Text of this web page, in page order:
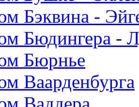
Бэквина -
Бюдингера -
Бюрнье
Ваарденбурга